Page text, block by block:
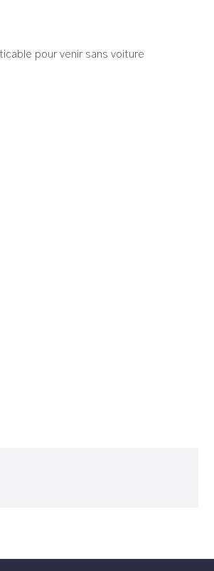
pour venir sans voiture